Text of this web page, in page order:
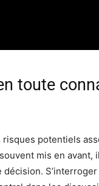
toute
potentiels
mis en avant,